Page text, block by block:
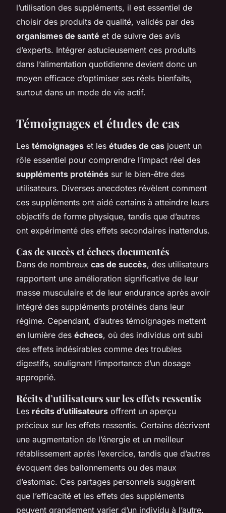
l’utilisation des suppléments, il est essentiel de
choisir des produits de qualité, validés par des
organismes de santé et de suivre des avis
d’experts. Intégrer astucieusement ces produits
dans l’alimentation quotidienne devient donc un
moyen efficace d’optimiser ses réels bienfaits,
surtout dans un mode de vie actif.
Témoignages et études de cas
Les témoignages et les études de cas jouent un
rôle essentiel pour comprendre l’impact réel des
suppléments protéinés sur le bien-être des
utilisateurs. Diverses anecdotes révèlent comment
ces suppléments ont aidé certains à atteindre leurs
objectifs de forme physique, tandis que d’autres
ont expérimenté des effets secondaires inattendus.
Cas de succès et échecs documentés
Dans de nombreux cas de succès, des utilisateurs
rapportent une amélioration significative de leur
masse musculaire et de leur endurance après avoir
intégré des suppléments protéinés dans leur
régime. Cependant, d’autres témoignages mettent
en lumière des échecs, où des individus ont subi
des effets indésirables comme des troubles
digestifs, soulignant l’importance d’un dosage
approprié.
Récits d’utilisateurs sur les effets ressentis
Les récits d’utilisateurs offrent un aperçu
précieux sur les effets ressentis. Certains décrivent
une augmentation de l’énergie et un meilleur
rétablissement après l’exercice, tandis que d’autres
évoquent des ballonnements ou des maux
d’estomac. Ces partages personnels suggèrent
que l’efficacité et les effets des suppléments
peuvent grandement varier d’un individu à l’autre.